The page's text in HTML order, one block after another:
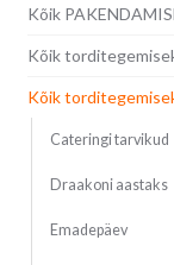
Kõik
Kõik
Kõik
Cateringi tarvikud
Draakoni aastaks
Emadepäev